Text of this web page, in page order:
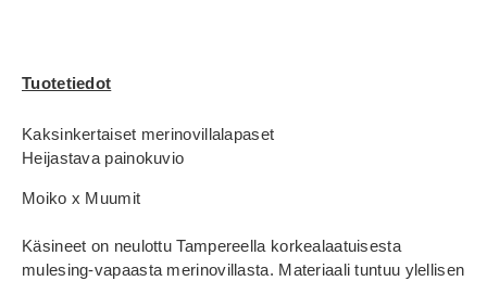
Tuotetiedot
Kaksinkertaiset merinovillalapaset
Heijastava painokuvio
Moiko x Muumit
Käsineet on neulottu Tampereella korkealaatuisesta
mulesing-vapaasta merinovillasta. Materiaali tuntuu ylellisen